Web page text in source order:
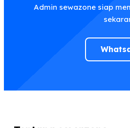
Admin sewazone siap